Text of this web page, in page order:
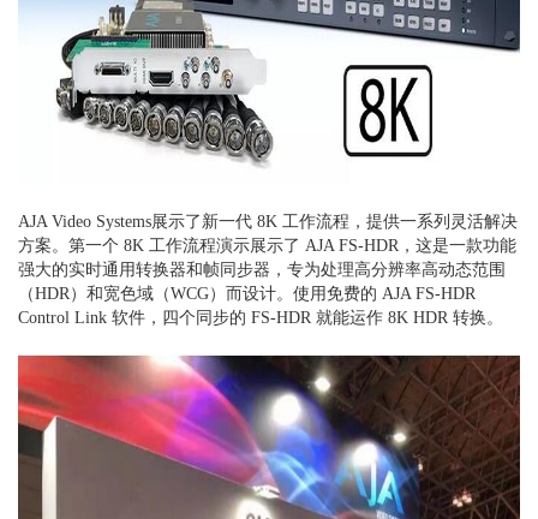
AJA Video Systems展示了新一代 8K 工作流程，提供一系列灵活解决
方案。第一个 8K 工作流程演示展示了 AJA FS-HDR，这是一款功能
强大的实时通用转换器和帧同步器，专为处理高分辨率高动态范围
（HDR）和宽色域（WCG）而设计。使用免费的 AJA FS-HDR
Control Link 软件，四个同步的 FS-HDR 就能运作 8K HDR 转换。